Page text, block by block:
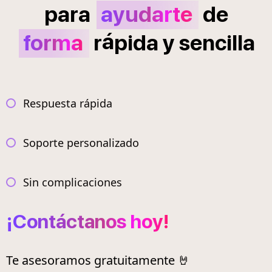
para ayudarte de
forma rápidaysencilla
Respuesta rápida
Soporte personalizado
Sin complicaciones
¡Contáctanos hoy!
Te asesoramos gratuitamente 🤘